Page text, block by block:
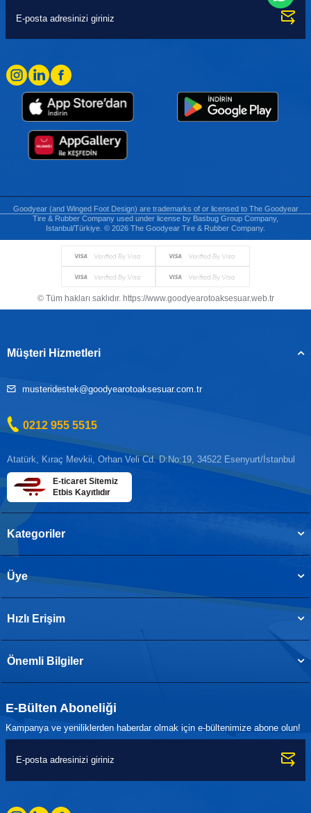
Goodyear (and Winged Foot Design) are trademarks of or licensed to The Goodyear
Tire & Rubber Company used under license by Basbug Group Company,
Istanbul/Türkiye. © 2026 The Goodyear Tire & Rubber Company.
© Tüm hakları saklıdır. https://www.goodyearotoaksesuar.web.tr
Müşteri Hizmetleri
musteridestek@goodyearotoaksesuar.com.tr
0212 955 5515
Atatürk, Kıraç Mevkii, Orhan Veli Cd. D:No:19, 34522 Esenyurt/İstanbul
E-ticaret Sitemiz
Etbis Kayıtlıdır
Kategoriler
Üye
Hızlı Erişim
Önemli Bilgiler
E-Bülten Aboneliği
Kampanya ve yeniliklerden haberdar olmak için e-bültenimize abone olun!